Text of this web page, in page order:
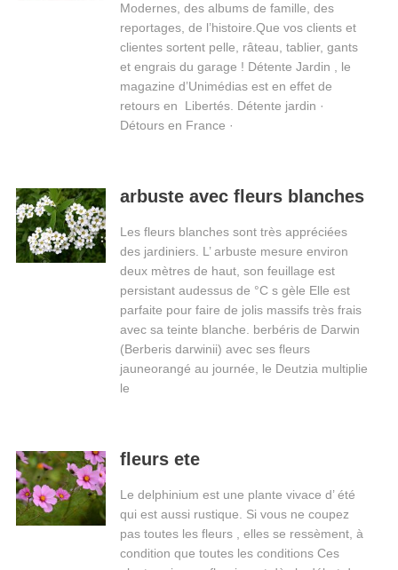
Modernes, des albums de famille, des
reportages, de l’histoire.Que vos clients et
clientes sortent pelle, râteau, tablier, gants
et engrais du garage ! Détente Jardin , le
magazine d’Unimédias est en effet de
retours en Libertés. Détente jardin ·
Détours en France ·
arbuste avec fleurs blanches
Les fleurs blanches sont très appréciées
des jardiniers. L’ arbuste mesure environ
deux mètres de haut, son feuillage est
persistant audessus de °C s gèle Elle est
parfaite pour faire de jolis massifs très frais
avec sa teinte blanche. berbéris de Darwin
(Berberis darwinii) avec ses fleurs
jauneorangé au journée, le Deutzia multiplie
le
fleurs ete
Le delphinium est une plante vivace d’ été
qui est aussi rustique. Si vous ne coupez
pas toutes les fleurs , elles se ressèment, à
condition que toutes les conditions Ces